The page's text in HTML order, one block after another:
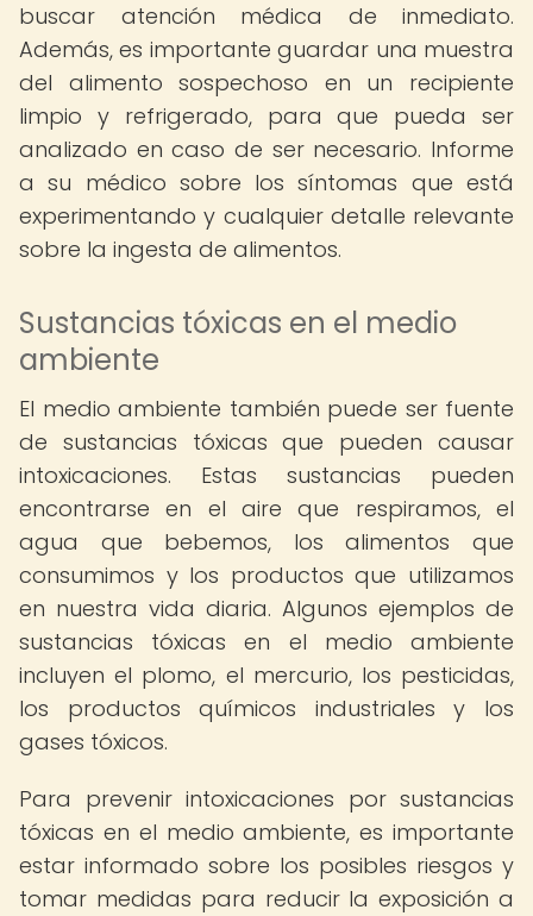
buscar atención médica de inmediato.
Además, es importante guardar una muestra
del alimento sospechoso en un recipiente
limpio y refrigerado, para que pueda ser
analizado en caso de ser necesario. Informe
a su médico sobre los síntomas que está
experimentando y cualquier detalle relevante
sobre la ingesta de alimentos.
Sustancias tóxicas en el medio
ambiente
El medio ambiente también puede ser fuente
de sustancias tóxicas que pueden causar
intoxicaciones. Estas sustancias pueden
encontrarse en el aire que respiramos, el
agua que bebemos, los alimentos que
consumimos y los productos que utilizamos
en nuestra vida diaria. Algunos ejemplos de
sustancias tóxicas en el medio ambiente
incluyen el plomo, el mercurio, los pesticidas,
los productos químicos industriales y los
gases tóxicos.
Para prevenir intoxicaciones por sustancias
tóxicas en el medio ambiente, es importante
estar informado sobre los posibles riesgos y
tomar medidas para reducir la exposición a